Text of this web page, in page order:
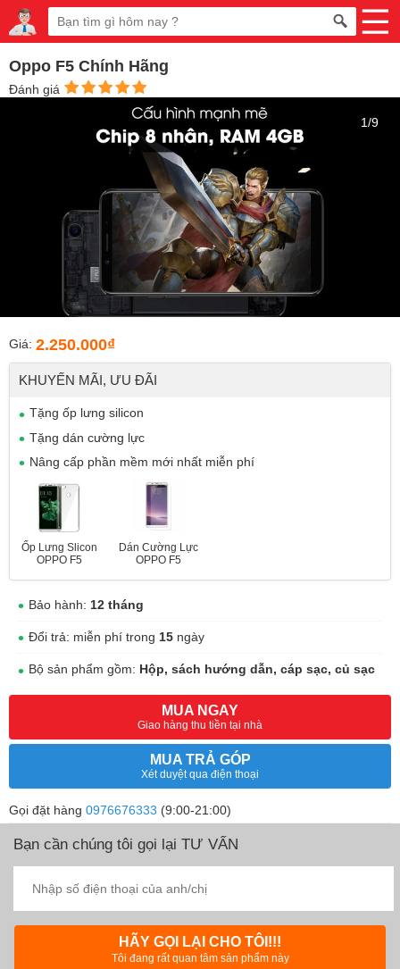
Oppo F5 Chính Hãng
Đánh giá
1/9
Giá: 2.250.000₫
KHUYẾN MÃI, ƯU ĐÃI
Tặng ốp lưng silicon
Tặng dán cường lực
Nâng cấp phần mềm mới nhất miễn phí
Ốp Lưng Slicon
OPPO F5
Dán Cường Lực
OPPO F5
Bảo hành: 12 tháng
Đổi trả: miễn phí trong 15 ngày
Bộ sản phẩm gồm: Hộp, sách hướng dẫn, cáp sạc, củ sạc
MUA NGAY
Giao hàng thu tiền tại nhà
MUA TRẢ GÓP
Xét duyệt qua điện thoại
Gọi đặt hàng 0976676333 (9:00-21:00)
Bạn cần chúng tôi gọi lại TƯ VẤN
HÃY GỌI LẠI CHO TÔI!!!
Tôi đang rất quan tâm sản phẩm này